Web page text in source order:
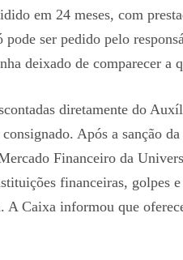
em 24 meses, com
pode ser pedido pelo
deixado de comparecer
diretamente do
Após a sanção
Financeiro da
financeiras, golpes
Caixa informou que